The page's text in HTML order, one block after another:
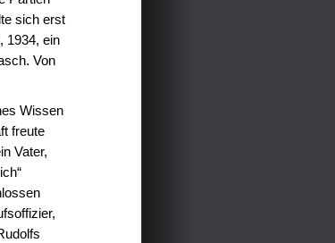
sich erst
1934, ein
Von
Wissen
freute
Vater,